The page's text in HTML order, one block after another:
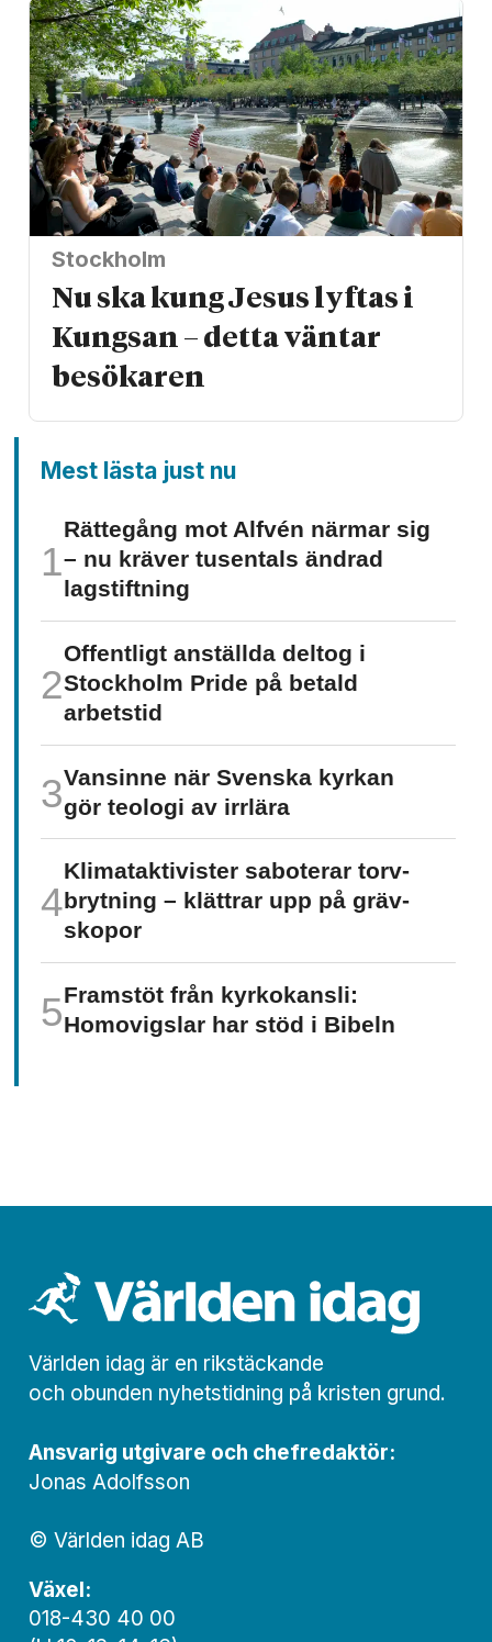
Stockholm
Nu ska kung Jesus lyftas i
Kungsan – detta väntar
besökaren
Mest lästa just nu
Rättegång mot Alfvén närmar sig
– nu kräver tusentals ändrad
lagstiftning
Offentligt anställda deltog i
Stockholm Pride på betald
arbetstid
Vansinne när Svenska kyrkan
gör teologi av irrlära
Klimat­aktivister saboterar torv­
brytning – klättrar upp på gräv­
skopor
Framstöt från kyrkokansli:
Homo­vigslar har stöd i Bibeln
Världen idag är en rikstäckande
och obunden nyhets­­­tidning på kristen grund.
Ansvarig utgivare och chef­redaktör:
Jonas Adolfsson
© Världen idag AB
Växel:
018-430 40 00